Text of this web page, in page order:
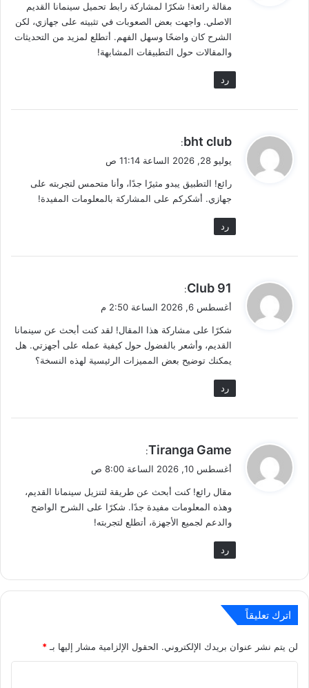
ل
مقالة رائعة! شكرًا لمشاركة رابط تحميل سينمانا القديم
الاصلي. واجهت بعض الصعوبات في تثبيته على جهازي، لكن
الشرح كان واضحًا وسهل الفهم. أتطلع لمزيد من التحديثات
والمقالات حول التطبيقات المشابهة!
رد
ي
ل
bht club
:
يوليو 28, 2026 الساعة 11:14 ص
رائع! التطبيق يبدو مثيرًا جدًا، وأنا متحمس لتجربته على
جهازي. أشكركم على المشاركة بالمعلومات المفيدة!
رد
ي
ق
ل
91 Club
:
أغسطس 6, 2026 الساعة 2:50 م
شكرًا على مشاركة هذا المقال! لقد كنت أبحث عن سينمانا
القديم، وأشعر بالفضول حول كيفية عمله على أجهزتي. هل
يمكنك توضيح بعض المميزات الرئيسية لهذه النسخة؟
رد
ي
ق
ل
Tiranga Game
:
أغسطس 10, 2026 الساعة 8:00 ص
مقال رائع! كنت أبحث عن طريقة لتنزيل سينمانا القديم،
وهذه المعلومات مفيدة جدًا. شكرًا على الشرح الواضح
والدعم لجميع الأجهزة، أتطلع لتجربته!
رد
اترك تعليقاً
لن يتم نشر عنوان بريدك الإلكتروني. الحقول الإلزامية مشار إليها بـ *